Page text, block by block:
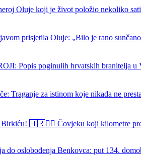
Oluje koji je život položio nekoliko
prisjetila Oluje: „Bilo je rano
Popis poginulih hrvatskih branitelja u
Traganje za istinom koje nikada ne
Birkiću! 🇭🇷🏃‍♂️ Čovjeku koji kilometre
do oslobođenja Benkovca: put 134.